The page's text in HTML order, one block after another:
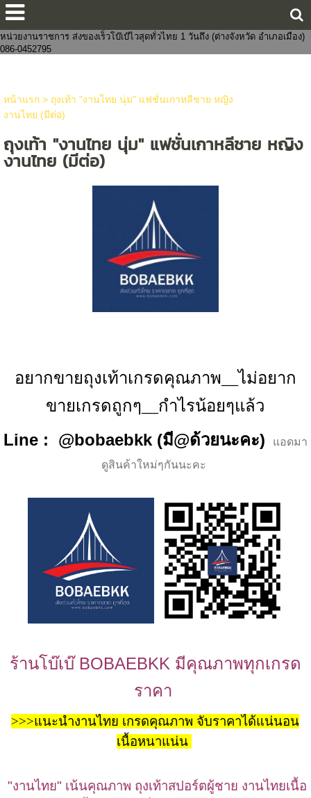
ขายส่งกางเกงในแฟชั่นงานจีนไทย 8 บาทราคาหน้าโรงงาน มีทั้งชายและหญิง
งานแฟชั่น ถูกกว่าโบ๊เบ๊ หาสินค้าจัดเซตบริจาค-งานบุญจัดส่งถึงที่ จัดหาสินค้าให้
หน่วยงานราชการ ส่งของเร็วโบ๊เบ๊ไวสุดทั่วไทย 1 วันถึง (ต่างจังหวัด อำเภอเมือง)
086-0452795
หน้าแรก> ถุงเท้า "งานไทย นุ่ม" แฟชั่นเกาหลีชาย หญิง
งานไทย (มีต่อ)
ถุงเท้า "งานไทย นุ่ม" แฟชั่นเกาหลีชาย หญิง
งานไทย (มีต่อ)
อยากขายถุงเท้าเกรดคุณภาพ__ไม่อยาก
ขายเกรดถูกๆ__กำไรน้อยๆแล้ว
Line : @bobaebkk (มี@ด้วยนะคะ)
แอดมา
ดูสินค้าใหม่ๆกันนะคะ
ร้านโบ๊เบ๊ BOBAEBKK มีคุณภาพทุกเกรด
ราคา
>>>แนะนำงานไทย เกรดคุณภาพ จับราคาได้แน่นอน
เนื้อหนาแน่น
"งานไทย" เน้นคุณภาพ ถุงเท้าสปอร์ตผู้ชาย งานไทยเนื้อ